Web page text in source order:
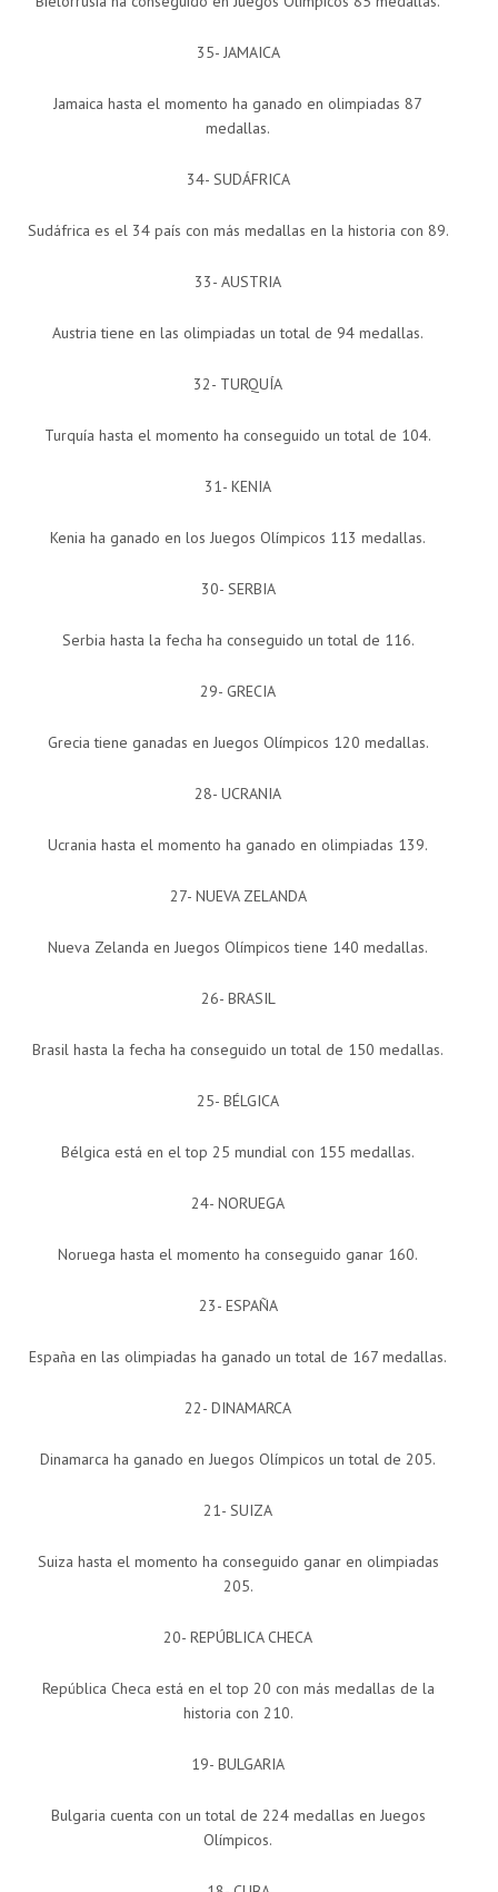
35- JAMAICA
Jamaica hasta el momento ha ganado en olimpiadas 87
medallas.
34- SUDÁFRICA
Sudáfrica es el 34 país con más medallas en la historia con 89.
33- AUSTRIA
Austria tiene en las olimpiadas un total de 94 medallas.
32- TURQUÍA
Turquía hasta el momento ha conseguido un total de 104.
31- KENIA
Kenia ha ganado en los Juegos Olímpicos 113 medallas.
30- SERBIA
Serbia hasta la fecha ha conseguido un total de 116.
29- GRECIA
Grecia tiene ganadas en Juegos Olímpicos 120 medallas.
28- UCRANIA
Ucrania hasta el momento ha ganado en olimpiadas 139.
27- NUEVA ZELANDA
Nueva Zelanda en Juegos Olímpicos tiene 140 medallas.
26- BRASIL
Brasil hasta la fecha ha conseguido un total de 150 medallas.
25- BÉLGICA
Bélgica está en el top 25 mundial con 155 medallas.
24- NORUEGA
Noruega hasta el momento ha conseguido ganar 160.
23- ESPAÑA
España en las olimpiadas ha ganado un total de 167 medallas.
22- DINAMARCA
Dinamarca ha ganado en Juegos Olímpicos un total de 205.
21- SUIZA
Suiza hasta el momento ha conseguido ganar en olimpiadas
205.
20- REPÚBLICA CHECA
República Checa está en el top 20 con más medallas de la
historia con 210.
19- BULGARIA
Bulgaria cuenta con un total de 224 medallas en Juegos
Olímpicos.